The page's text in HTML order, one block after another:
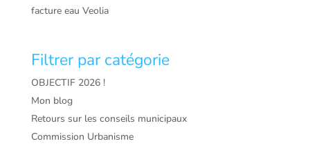
facture eau Veolia
Filtrer par catégorie
OBJECTIF 2026 !
Mon blog
Retours sur les conseils municipaux
Commission Urbanisme